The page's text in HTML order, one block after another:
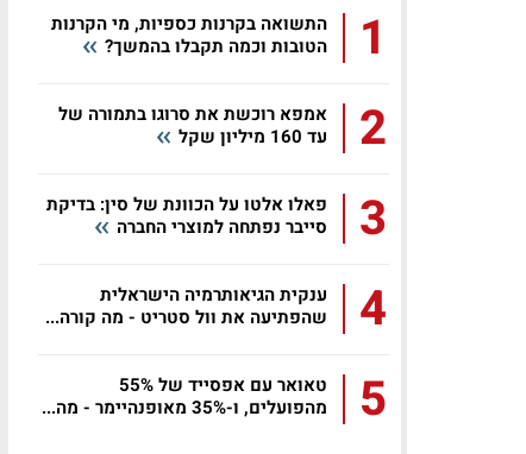
1
התשואה בקרנות כספיות, מי הקרנות
הטובות וכמה תקבלו בהמשך?
2
אמפא רוכשת את סרוגו בתמורה של
עד 160 מיליון שקל
3
פאלו אלטו על הכוונת של סין: בדיקת
סייבר נפתחה למוצרי החברה
4
ענקית הגיאותרמיה הישראלית
שהפתיעה את וול סטריט - מה קורה...
5
טאואר עם אפסייד של 55%
מהפועלים, ו-35% מאופנהיימר - מה...